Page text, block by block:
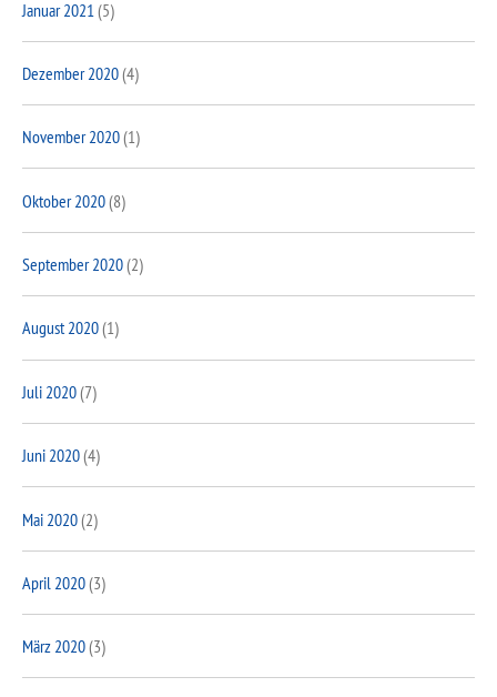
Januar 2021 (5)
Dezember 2020(4)
November 2020(1)
Oktober 2020(8)
September 2020(2)
August 2020(1)
Juli 2020(7)
Juni 2020(4)
Mai 2020(2)
April 2020(3)
März 2020(3)